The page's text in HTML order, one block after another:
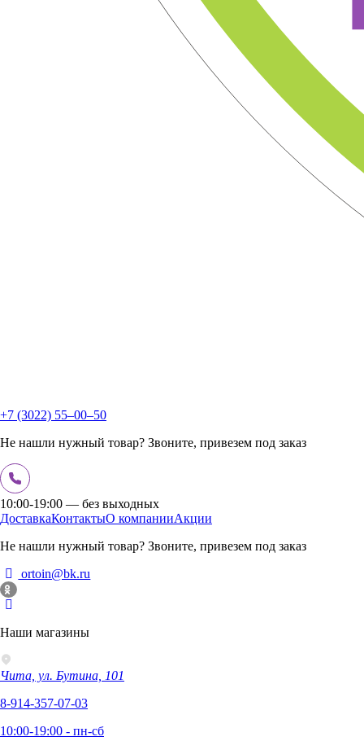
+7 (3022) 55‒00‒50
Не нашли нужный товар? Звоните, привезем под заказ
10:00-19:00 — без выходных
ДоставкаКонтактыО компанииАкции
Не нашли нужный товар? Звоните, привезем под заказ
ortoin@bk.ru
Наши магазины
Чита, ул. Бутина, 101
8-914-357-07-03
10:00-19:00 - пн-сб